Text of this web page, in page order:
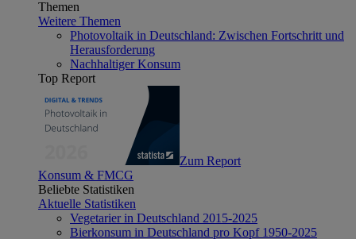
Themen
Weitere Themen
Photovoltaik in Deutschland: Zwischen Fortschritt und
Herausforderung
Nachhaltiger Konsum
Top Report
Zum Report
Konsum & FMCG
Beliebte Statistiken
Aktuelle Statistiken
Vegetarier in Deutschland 2015-2025
Bierkonsum in Deutschland pro Kopf 1950-2025